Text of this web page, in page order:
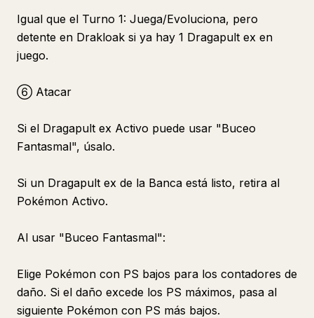
Igual que el Turno 1: Juega/Evoluciona, pero
detente en Drakloak si ya hay 1 Dragapult ex en
juego.
⑥ Atacar
Si el Dragapult ex Activo puede usar "Buceo
Fantasmal", úsalo.
Si un Dragapult ex de la Banca está listo, retira al
Pokémon Activo.
Al usar "Buceo Fantasmal":
Elige Pokémon con PS bajos para los contadores de
daño. Si el daño excede los PS máximos, pasa al
siguiente Pokémon con PS más bajos.